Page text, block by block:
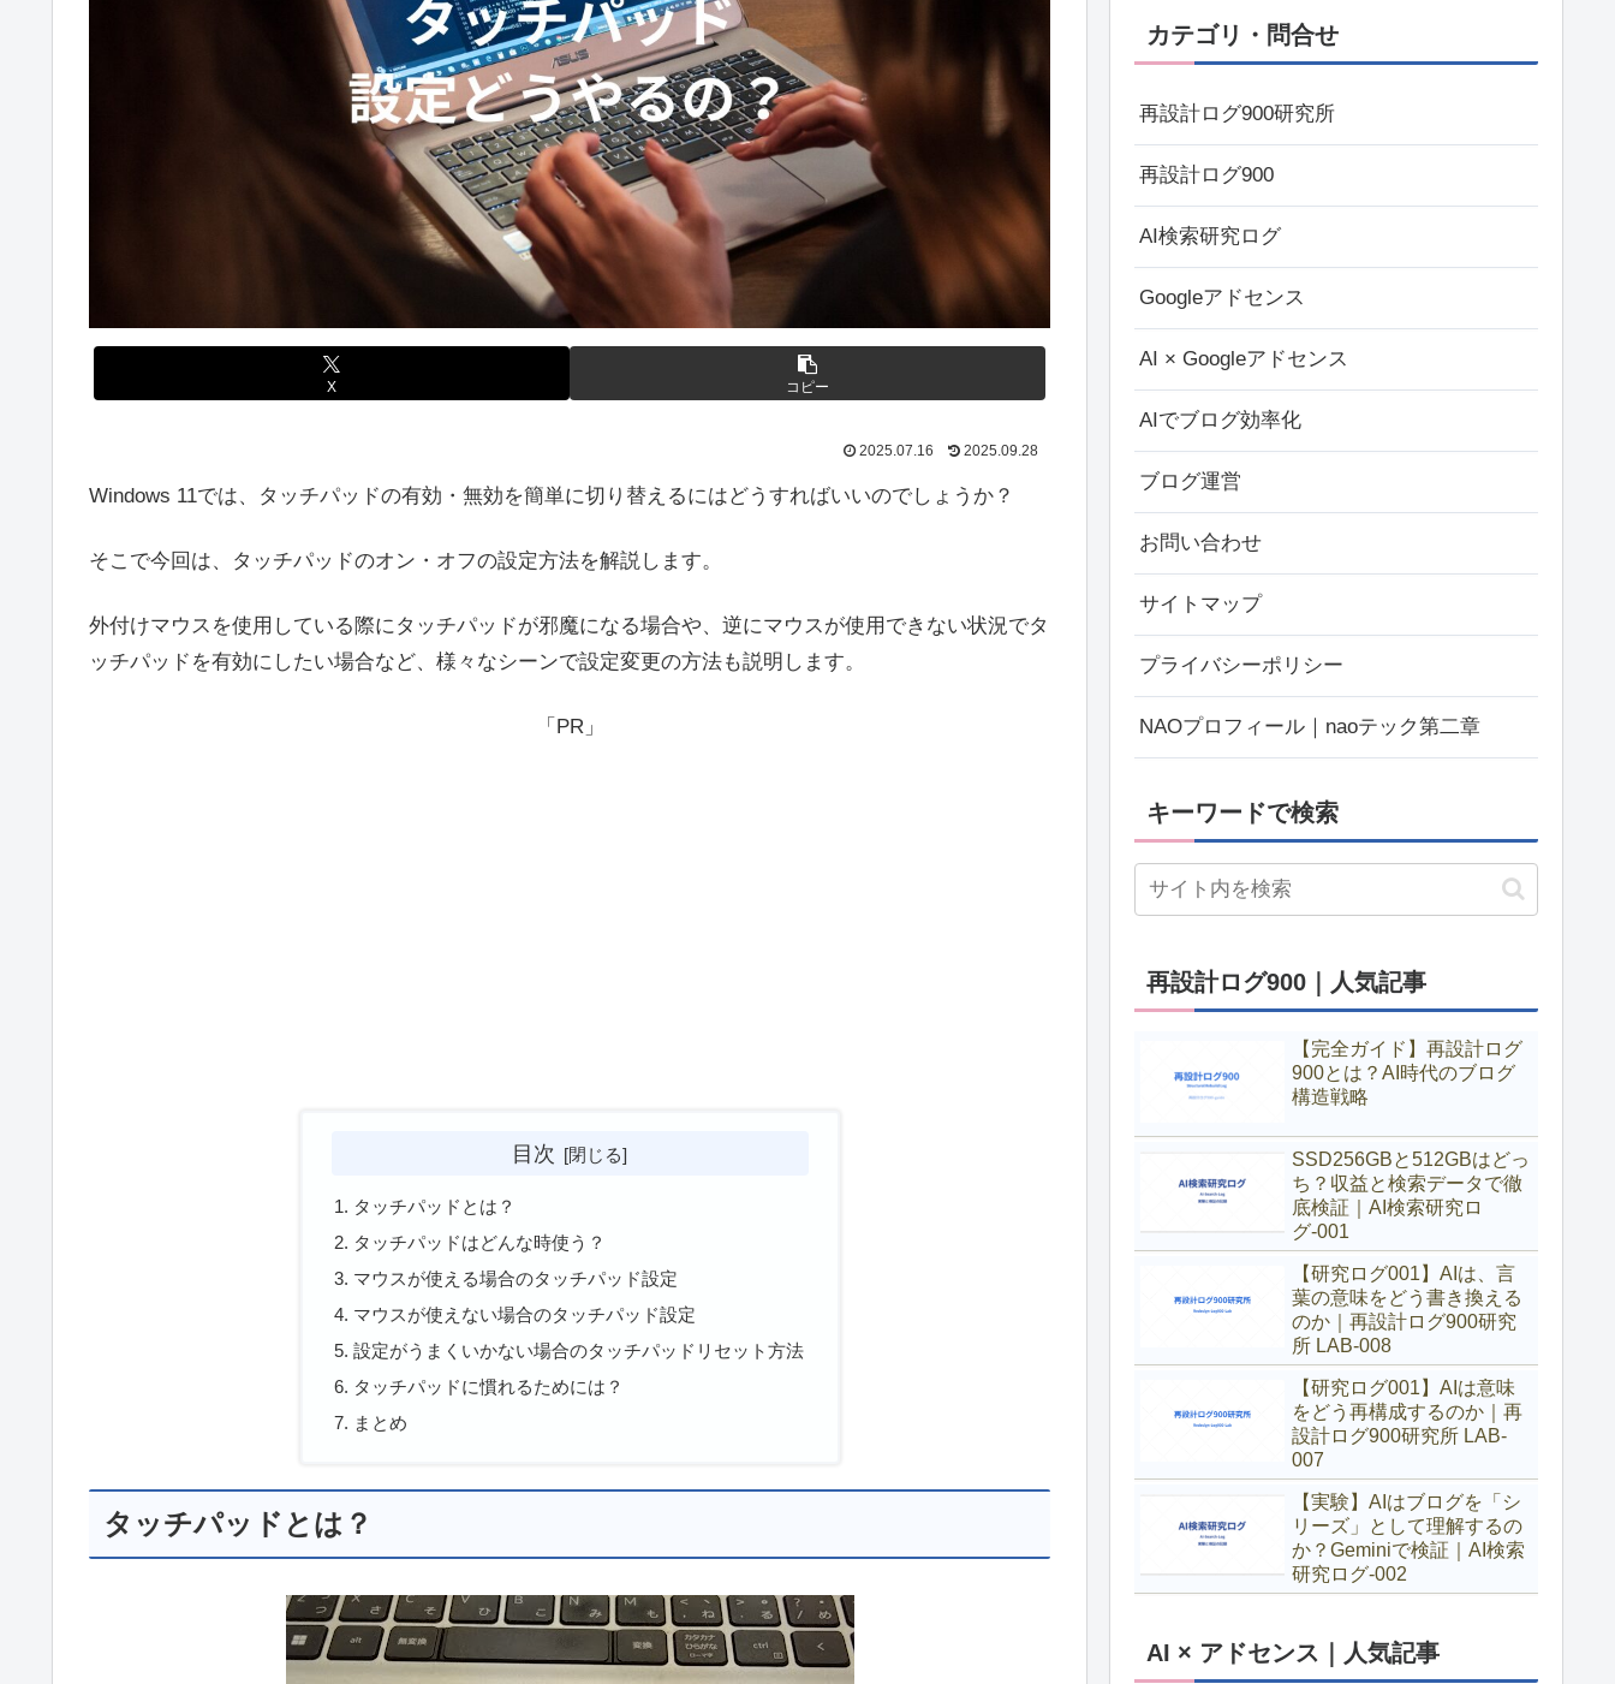
X コピー
2025.07.16 2025.09.28
Windows 11では、タッチパッドの有効・無効を簡単に切り替えるにはどうすればいいのでしょうか？
そこで今回は、タッチパッドのオン・オフの設定方法を解説します。
外付けマウスを使用している際にタッチパッドが邪魔になる場合や、逆にマウスが使用できない状況でタ
ッチパッドを有効にしたい場合など、様々なシーンで設定変更の方法も説明します。
「PR」
目次
タッチパッドとは？
タッチパッドはどんな時使う？
マウスが使える場合のタッチパッド設定
マウスが使えない場合のタッチパッド設定
設定がうまくいかない場合のタッチパッドリセット方法
タッチパッドに慣れるためには？
まとめ
タッチパッドとは？
カテゴリ・問合せ
再設計ログ900研究所
再設計ログ900
AI検索研究ログ
Googleアドセンス
AI × Googleアドセンス
AIでブログ効率化
ブログ運営
お問い合わせ
サイトマップ
プライバシーポリシー
NAOプロフィール｜naoテック第二章
キーワードで検索
再設計ログ900｜人気記事
【完全ガイド】再設計ログ
900とは？AI時代のブログ
構造戦略
SSD256GBと512GBはどっ
ち？収益と検索データで徹
底検証｜AI検索研究ロ
グ-001
【研究ログ001】AIは、言
葉の意味をどう書き換える
のか｜再設計ログ900研究
所 LAB-008
【研究ログ001】AIは意味
をどう再構成するのか｜再
設計ログ900研究所 LAB-
007
【実験】AIはブログを「シ
リーズ」として理解するの
か？Geminiで検証｜AI検索
研究ログ-002
AI × アドセンス｜人気記事